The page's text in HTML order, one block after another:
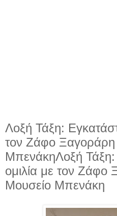
Λοξή Τάξη:
τον Ζάφο Ξαγοράρη
ΜπενάκηΛοξή Τάξη:
ομιλία με τον Ζάφο
Μουσείο Μπενάκη